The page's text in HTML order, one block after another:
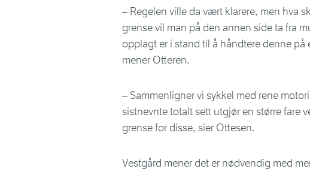
– Regelen ville da vært klarere, men hva
grense vil man på den annen side ta fra
opplagt er i stand til å håndtere denne
mener Otteren.
– Sammenligner vi sykkel med rene
sistnevnte totalt sett utgjør en større fare
grense for disse, sier Ottesen.
Vestgård mener det er nødvendig med